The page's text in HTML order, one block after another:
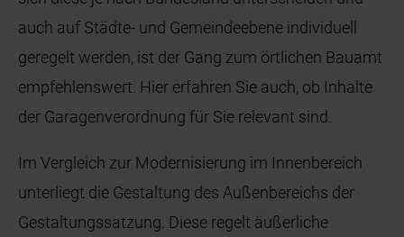
auch auf Städte- und Gemeindeebene individuell
geregelt werden, ist der Gang zum örtlichen Bauamt
empfehlenswert. Hier erfahren Sie auch, ob Inhalte
der Garagenverordnung für Sie relevant sind.
Im Vergleich zur Modernisierung im Innenbereich
unterliegt die Gestaltung des Außenbereichs der
Gestaltungssatzung. Diese regelt äußerliche